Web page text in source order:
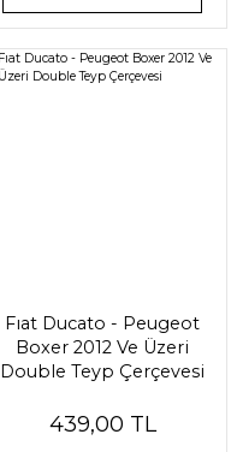
Fıat Ducato - Peugeot
Boxer 2012 Ve Üzeri
Double Teyp Çerçevesi
439,00 TL